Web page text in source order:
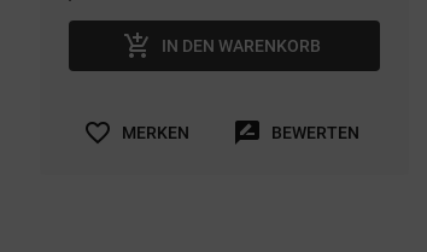
add_shopping_cart IN DEN WARENKORB
favorite_border MERKEN rate_review BEWERTEN